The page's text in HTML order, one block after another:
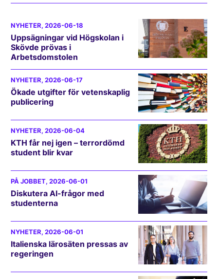
NYHETER, 2026-06-18
Uppsägningar vid Högskolan i
Skövde prövas i
Arbetsdomstolen
NYHETER, 2026-06-17
Ökade utgifter för vetenskaplig
publicering
NYHETER, 2026-06-04
KTH får nej igen – terrordömd
student blir kvar
PÅ JOBBET, 2026-06-01
Diskutera AI-frågor med
studenterna
NYHETER, 2026-06-01
Italienska lärosäten pressas av
regeringen